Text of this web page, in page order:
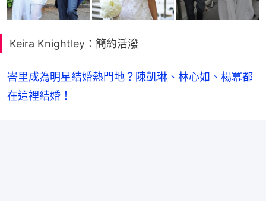
Keira Knightley：簡約活潑
峇里成為明星結婚熱門地？陳凱琳、林心如、楊冪都
在這裡結婚！